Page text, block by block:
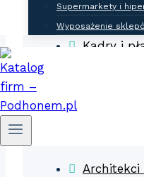
Supermarkety i
Wyposażenie
Hurtownie
Inwestycje
Kadry i